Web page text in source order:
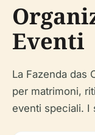
Eventi
La Fazenda das
per matrimoni,
eventi speciali. I